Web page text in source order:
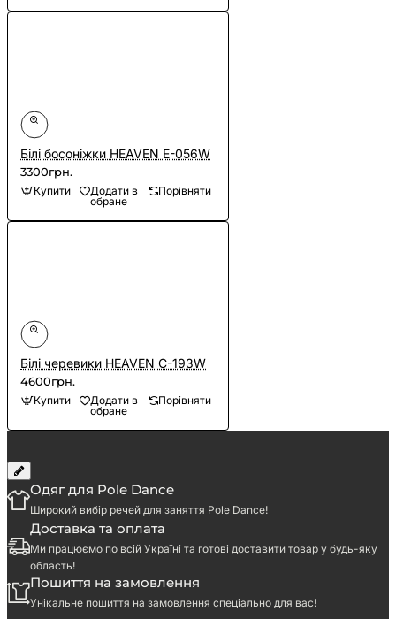
Білі босоніжки HEAVEN E-056W
3300грн.
Купити
Додати в
обране
Порівняти
Білі черевики HEAVEN C-193W
4600грн.
Купити
Додати в
обране
Порівняти
Одяг для Pole Dance
Широкий вибір речей для заняття Pole Dance!
Доставка та оплата
Ми працюємо по всій Україні та готові доставити товар у будь-яку
область!
Пошиття на замовлення
Унікальне пошиття на замовлення спеціально для вас!